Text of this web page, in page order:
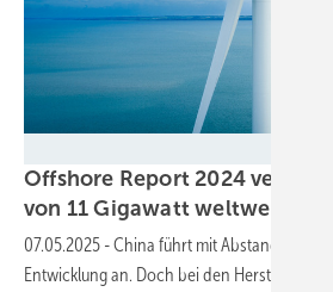
Offshore Report 2024
von 11 Gigawattweltweit
07.05.2025 -China führt mit Abstand die
Entwicklung an. Doch bei den Herstellern